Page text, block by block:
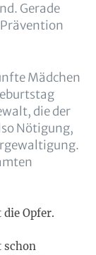
Gerade
Prävention
Mädchen
die der
Nötigung,
die Opfer.
schon